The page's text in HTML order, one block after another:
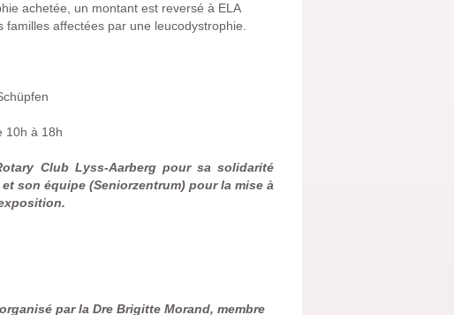
achetée, un montant est reversé à ELA
familles affectées par une leucodystrophie.
10h à 18h
Club Lyss-Aarberg pour sa solidarité
son équipe (Seniorzentrum) pour la mise à
par la Dre Brigitte Morand, membre